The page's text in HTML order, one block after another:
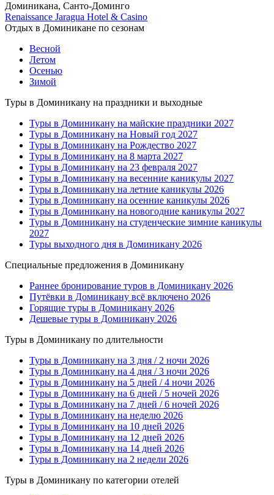
Доминикана, Санто-Доминго
Renaissance Jaragua Hotel & Casino
Отдых в Доминикане по сезонам
Весной
Летом
Осенью
Зимой
Туры в Доминикану на праздники и выходные
Туры в Доминикану на майские праздники 2027
Туры в Доминикану на Новый год 2027
Туры в Доминикану на Рождество 2027
Туры в Доминикану на 8 марта 2027
Туры в Доминикану на 23 февраля 2027
Туры в Доминикану на весенние каникулы 2027
Туры в Доминикану на летние каникулы 2026
Туры в Доминикану на осенние каникулы 2026
Туры в Доминикану на новогодние каникулы 2027
Туры в Доминикану на студенческие зимние каникулы
2027
Туры выходного дня в Доминикану 2026
Специальные предложения в Доминикану
Раннее бронирование туров в Доминикану 2026
Путёвки в Доминикану всё включено 2026
Горящие туры в Доминикану 2026
Дешевые туры в Доминикану 2026
Туры в Доминикану по длительности
Туры в Доминикану на 3 дня / 2 ночи 2026
Туры в Доминикану на 4 дня / 3 ночи 2026
Туры в Доминикану на 5 дней / 4 ночи 2026
Туры в Доминикану на 6 дней / 5 ночей 2026
Туры в Доминикану на 7 дней / 6 ночей 2026
Туры в Доминикану на неделю 2026
Туры в Доминикану на 10 дней 2026
Туры в Доминикану на 12 дней 2026
Туры в Доминикану на 14 дней 2026
Туры в Доминикану на 2 недели 2026
Туры в Доминикану по категории отелей